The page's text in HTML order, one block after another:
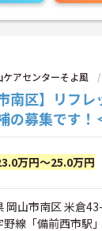
アセンターそよ風
南区】リフ
の募集です！
万円～25.0万円
岡山市南区 米倉
野線「備前西市駅